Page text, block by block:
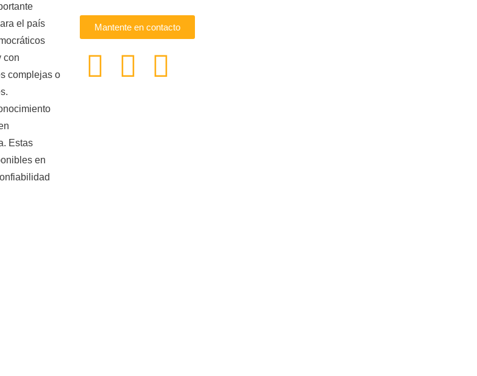
el país
con
complejas o
Estas
en
Mantente en contacto